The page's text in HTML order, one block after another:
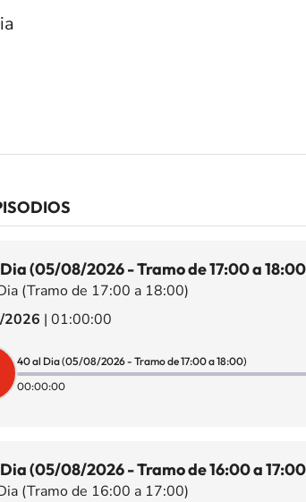
(05/08/2026 - Tramo de 17:00 a
(Tramo de 17:00 a 18:00)
2026 | 01:00:00
40 al Dia (05/08/2026 - Tramo de 17:00 a 18:00)
00:00:00
(05/08/2026 - Tramo de 16:00 a
(Tramo de 16:00 a 17:00)